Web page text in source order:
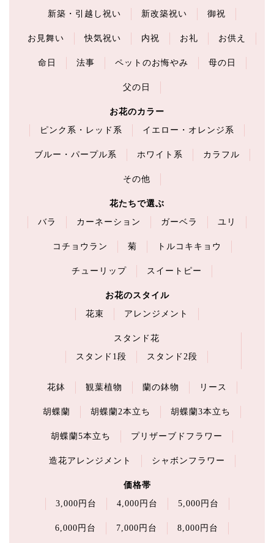
新築・引越し祝い 新改築祝い 御祝
お見舞い 快気祝い 内祝 お礼 お供え
命日 法事 ペットのお悔やみ 母の日
父の日
お花のカラー
ピンク系・レッド系
イエロー・オレンジ系
ブルー・パープル系 ホワイト系 カラフル
その他
花たちで選ぶ
バラ
カーネーション ガーベラ ユリ
コチョウラン 菊 トルコキキョウ
チューリップ スイートピー
お花のスタイル
花束
アレンジメント
スタンド花
スタンド1段
スタンド2段
花鉢 観葉植物 蘭の鉢物 リース
胡蝶蘭 胡蝶蘭2本立ち 胡蝶蘭3本立ち
胡蝶蘭5本立ち プリザーブドフラワー
造花アレンジメント シャボンフラワー
価格帯
3,000円台
4,000円台 5,000円台
6,000円台 7,000円台 8,000円台